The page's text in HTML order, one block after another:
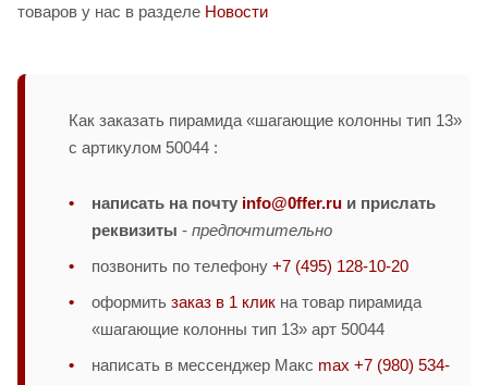
товаров у нас в разделе Новости
Как заказать пирамида «шагающие колонны тип 13»
с артикулом 50044 :
написать на почту info@0ffer.ru и прислать
реквизиты - предпочтительно
позвонить по телефону +7 (495) 128-10-20
оформить заказ в 1 клик на товар пирамида
«шагающие колонны тип 13» арт 50044
написать в мессенджер Макс max +7 (980) 534-